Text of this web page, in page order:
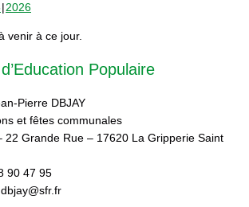
2026
venir à ce jour.
Populaire
Pierre DBJAY
et fêtes communales
22 Grande Rue – 17620 La Gripperie Saint
90 47 95